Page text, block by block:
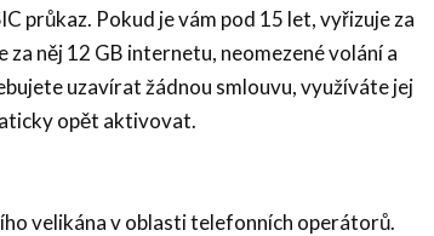
průkaz. Pokud je vám pod 15 let, vyřizuje za
za něj 12 GB internetu, neomezené volání a
uzavírat žádnou smlouvu, využíváte jej
opět aktivovat.
velikána v oblasti telefonních operátorů.